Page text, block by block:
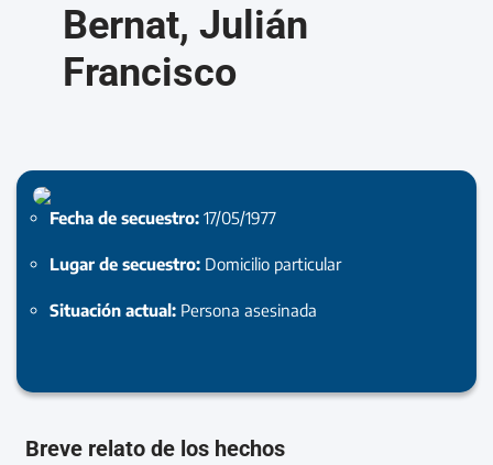
Bernat, Julián
Francisco
Fecha de secuestro: 17/05/1977
Lugar de secuestro: Domicilio particular
Situación actual: Persona asesinada
Breve relato de los hechos